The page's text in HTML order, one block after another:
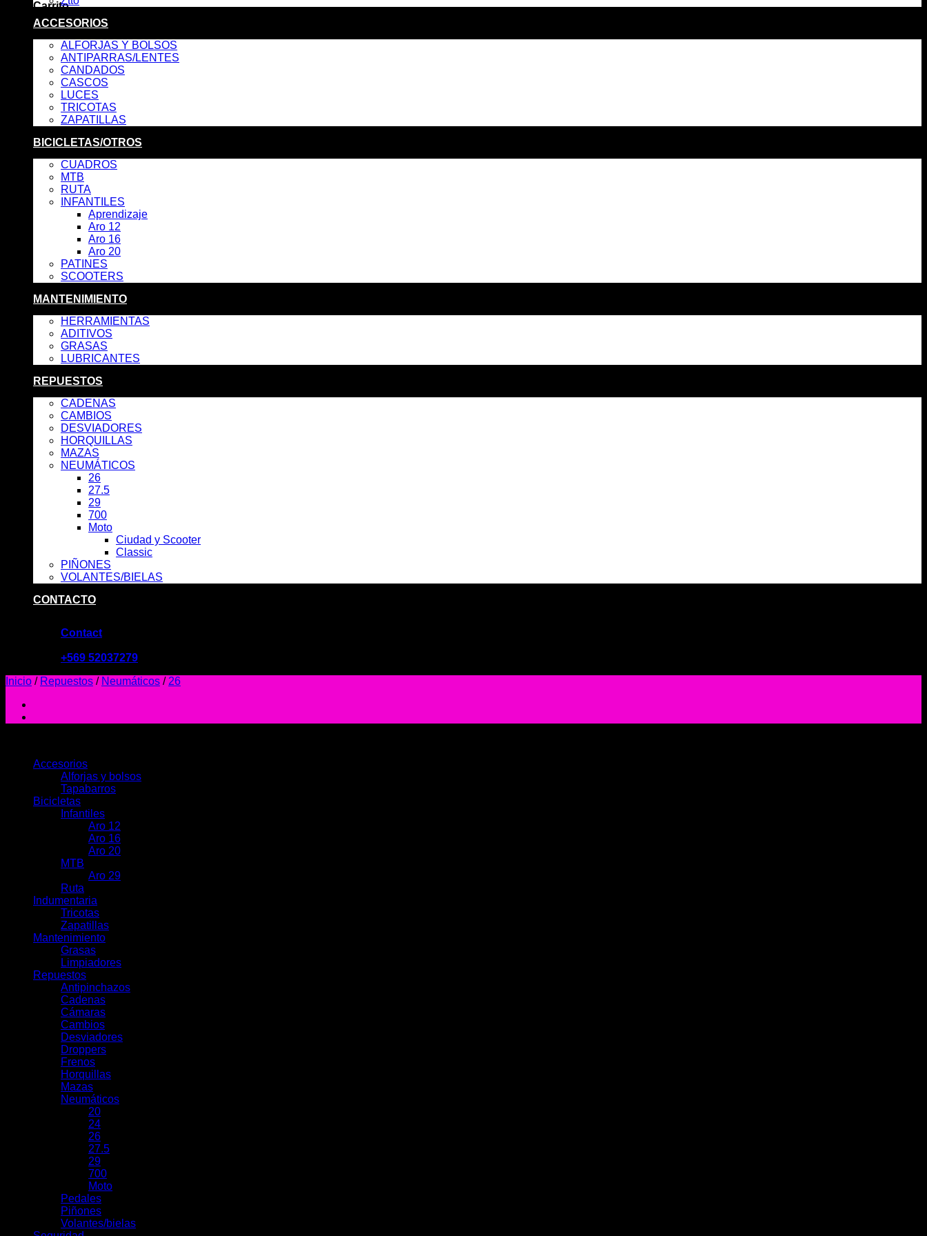
Carrito
ACCESORIOS
ALFORJAS Y BOLSOS
ANTIPARRAS/LENTES
CANDADOS
CASCOS
LUCES
TRICOTAS
ZAPATILLAS
BICICLETAS/OTROS
CUADROS
MTB
RUTA
INFANTILES
Aprendizaje
Aro 12
Aro 16
Aro 20
PATINES
SCOOTERS
MANTENIMIENTO
HERRAMIENTAS
ADITIVOS
GRASAS
LUBRICANTES
REPUESTOS
CADENAS
CAMBIOS
DESVIADORES
HORQUILLAS
MAZAS
NEUMÁTICOS
26
27.5
29
700
Moto
Ciudad y Scooter
Classic
PIÑONES
VOLANTES/BIELAS
CONTACTO
Contact
+569 52037279
Inicio / Repuestos / Neumáticos / 26
Accesorios
Alforjas y bolsos
Tapabarros
Bicicletas
Infantiles
Aro 12
Aro 16
Aro 20
MTB
Aro 29
Ruta
Indumentaria
Tricotas
Zapatillas
Mantenimiento
Grasas
Limpiadores
Repuestos
Antipinchazos
Cadenas
Cámaras
Cambios
Desviadores
Droppers
Frenos
Horquillas
Mazas
Neumáticos
20
24
26
27.5
29
700
Moto
Pedales
Piñones
Volantes/bielas